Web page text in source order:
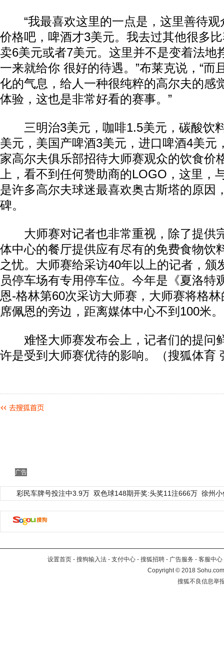
“我最喜欢这里的一点是，这里善待观
价格吧，啤酒才3美元。我去过其他很多
卖6美元或者7美元。这里并不是变着法地
一来就给你 很好的待遇。”布莱克说，“而
化的气息，给人一种很纯粹的高尔夫的感
体验，这也是非常好看的赛事。”
三明治3美元，咖啡1.5美元，碳酸饮
美元，美国产啤酒3美元，进口啤酒4美元
家高尔夫俱乐部招待大师赛观众的饮食价
上，看不到任何赞助商的LOGO，这里，
是许多高尔夫球迷最喜欢奥古斯塔的原因
碑。
大师赛对记者也非常重视，除了提供
体中心的餐厅提供应有尽有的免费食物饮
之忧。大师赛给采访40年以上的记者，颁
员停车场有专用停车位。今年是《夏洛特
恩-格林第60次采访大师赛，大师赛将格
席佩恩的旁边，距离媒体中心不到100米。
难怪大师赛发布会上，记者们的提问
许是受到大师赛优待的影响。（搜狐体育
广告
彩民车牌号投注中3.9万 双色球148期开奖:头奖11注666万 徐州
设置首页 - 搜狗输入法 - 支付中心 - 搜狐招聘 - 广告服务 - 客服中心
Copyright©2018
搜狐不良信息举